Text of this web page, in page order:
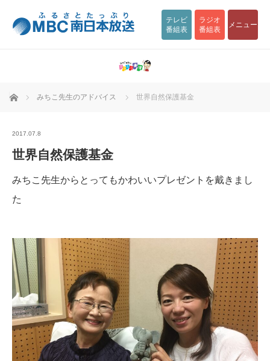
テレビ
番組表
ラジオ
番組表
メニュー
ホーム みちこ先生のアドバイス 世界自然保護基金
2017.07.8
世界自然保護基金
みちこ先生からとってもかわいいプレゼントを戴きまし
た